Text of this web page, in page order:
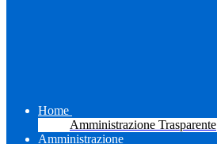
Home
Amministrazione Trasparente
Amministrazione